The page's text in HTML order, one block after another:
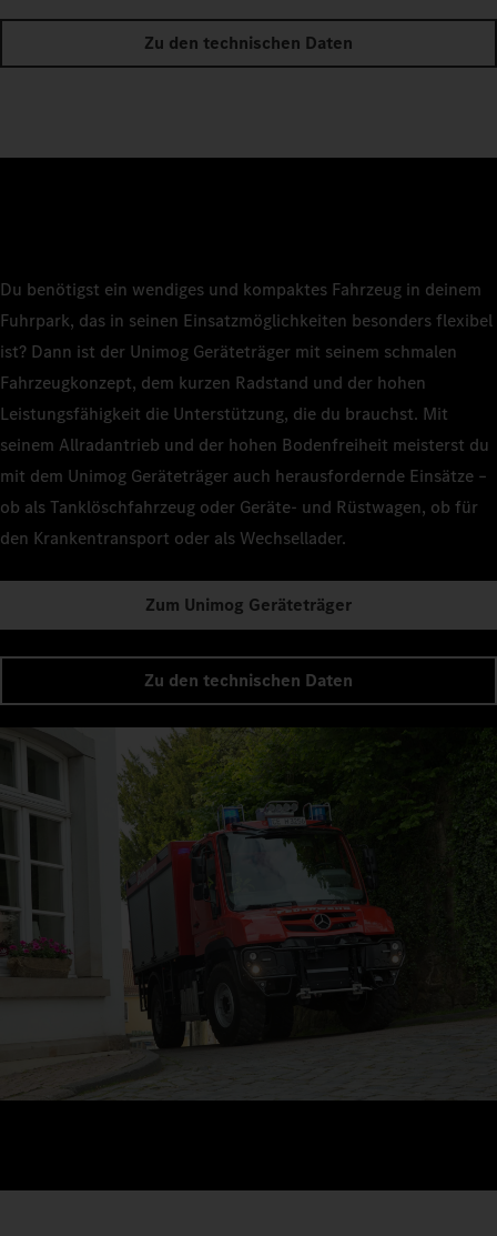
Zu den technischen Daten
Du benötigst ein wendiges und kompaktes Fahrzeug in deinem
Fuhrpark, das in seinen Einsatzmöglichkeiten besonders flexibel
ist? Dann ist der Unimog Geräteträger mit seinem schmalen
Fahrzeugkonzept, dem kurzen Radstand und der hohen
Leistungsfähigkeit die Unterstützung, die du brauchst. Mit
seinem Allradantrieb und der hohen Bodenfreiheit meisterst du
mit dem Unimog Geräteträger auch herausfordernde Einsätze –
ob als Tanklöschfahrzeug oder Geräte- und Rüstwagen, ob für
den Krankentransport oder als Wechsellader.
Zum Unimog Geräteträger
Zu den technischen Daten